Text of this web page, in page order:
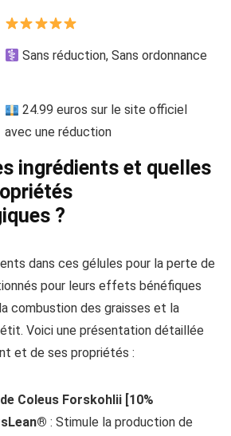
Sans réduction, Sans ordonnance
24.99 euros sur le site officiel
avec une réduction
ingrédients et quelles
?
dans ces gélules pour la perte de
pour leurs effets bénéfiques
combustion des graisses et la
Voici une présentation détaillée
et de ses propriétés :
Coleus Forskohlii [10%
: Stimule la production de